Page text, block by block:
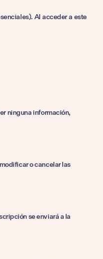
Al acceder a este
ninguna información,
o cancelar las
se enviará a la